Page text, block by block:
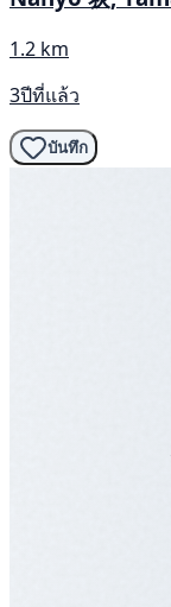
1.2 km
3ปีที่แล้ว
บันทึก